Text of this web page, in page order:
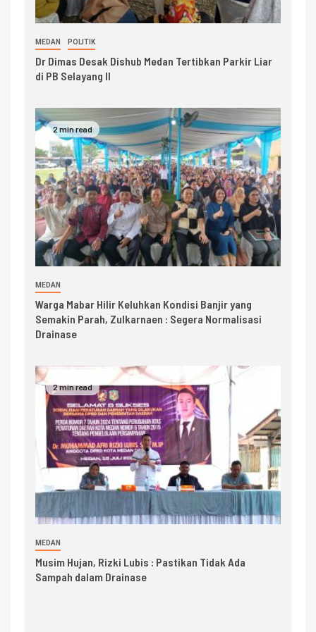
MEDAN POLITIK
Dr Dimas Desak Dishub Medan Tertibkan Parkir Liar
di PB Selayang II
2 min read
MEDAN
Warga Mabar Hilir Keluhkan Kondisi Banjir yang
Semakin Parah, Zulkarnaen : Segera Normalisasi
Drainase
2 min read
MEDAN
Musim Hujan, Rizki Lubis : Pastikan Tidak Ada
Sampah dalam Drainase